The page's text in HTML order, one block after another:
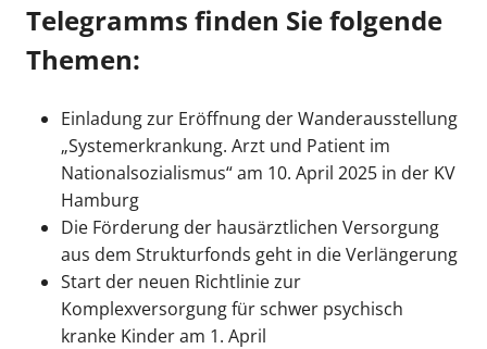
Telegramms finden Sie folgende
Themen:
Einladung zur Eröffnung der Wanderausstellung
„Systemerkrankung. Arzt und Patient im
Nationalsozialismus“ am 10. April 2025 in der KV
Hamburg
Die Förderung der hausärztlichen Versorgung
aus dem Strukturfonds geht in die Verlängerung
Start der neuen Richtlinie zur
Komplexversorgung für schwer psychisch
kranke Kinder am 1. April